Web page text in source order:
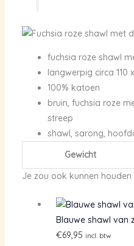
fuchsia roze shawl
langwerpig circa 110
100% katoen
bruin, fuchsia roze
streep
shawl, sarong,
Gewicht
Je zou ook kunnen houden
Blauwe shawl van
€69,95 incl. btw